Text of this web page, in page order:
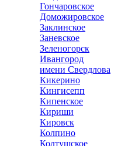
Гончаровское
Доможировское
Заклинское
Заневское
Зеленогорск
Ивангород
имени Свердлова
Кикерино
Кингисепп
Кипенское
Кириши
Кировск
Колпино
Колтушское